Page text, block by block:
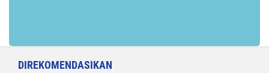
DIREKOMENDASIKAN